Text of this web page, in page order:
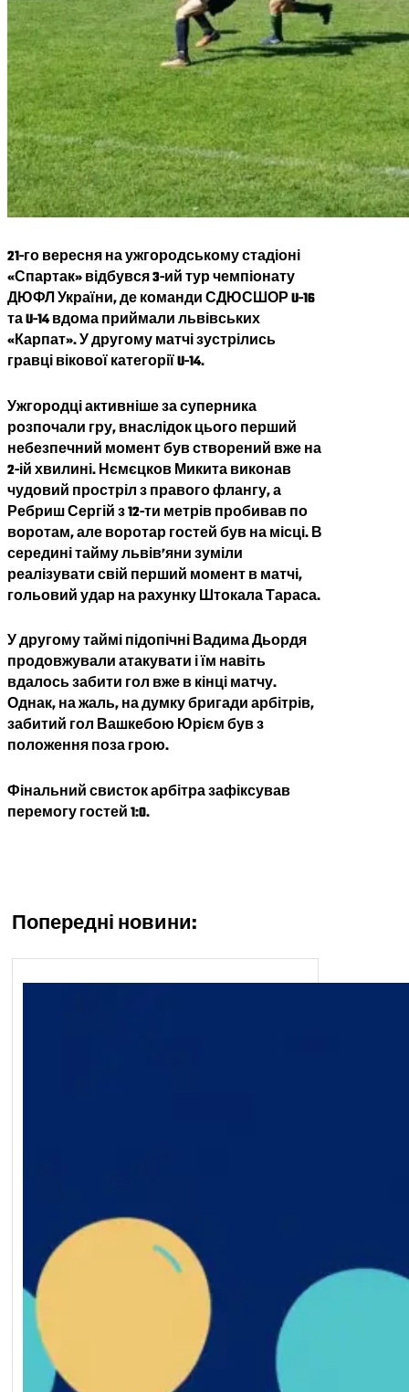
21-го вересня на ужгородському стадіоні
«Спартак» відбувся 3-ий тур чемпіонату
ДЮФЛ України, де команди СДЮСШОР U-16
та U-14 вдома приймали львівських
«Карпат». У другому матчі зустрілись
гравці вікової категорії U-14.
Ужгородці активніше за суперника
розпочали гру, внаслідок цього перший
небезпечний момент був створений вже на
2-ій хвилині. Нємєцков Микита виконав
чудовий простріл з правого флангу, а
Ребриш Сергій з 12-ти метрів пробивав по
воротам, але воротар гостей був на місці. В
середині тайму львів’яни зуміли
реалізувати свій перший момент в матчі,
гольовий удар на рахунку Штокала Тараса.
У другому таймі підопічні Вадима Дьордя
продовжували атакувати і їм навіть
вдалось забити гол вже в кінці матчу.
Однак, на жаль, на думку бригади арбітрів,
забитий гол Вашкебою Юрієм був з
положення поза грою.
Фінальний свисток арбітра зафіксував
перемогу гостей 1:0.
Попередні новини: